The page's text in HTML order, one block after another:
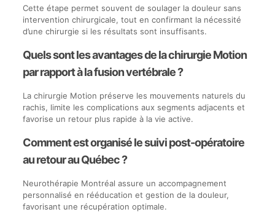
Cette étape permet souvent de soulager la douleur sans
intervention chirurgicale, tout en confirmant la nécessité
d’une chirurgie si les résultats sont insuffisants.
Quels sont les avantages de la chirurgie Motion
par rapport à la fusion vertébrale ?
La chirurgie Motion préserve les mouvements naturels du
rachis, limite les complications aux segments adjacents et
favorise un retour plus rapide à la vie active.
Comment est organisé le suivi post-opératoire
au retour au Québec ?
Neurothérapie Montréal assure un accompagnement
personnalisé en rééducation et gestion de la douleur,
favorisant une récupération optimale.